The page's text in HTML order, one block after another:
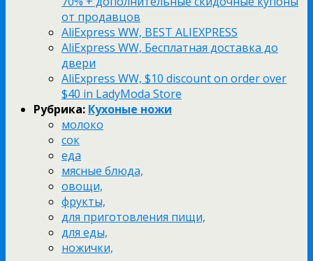
от продавцов
AliExpress WW, BEST ALIEXPRESS
AliExpress WW, Бесплатная доставка до
двери
AliExpress WW, $10 discount on order over
$40 in LadyModa Store
Рубрика: Кухоные ножи
молоко
сок
еда
мясные блюда,
овощи,
фрукты,
для приготовления пищи,
для еды,
ножички,